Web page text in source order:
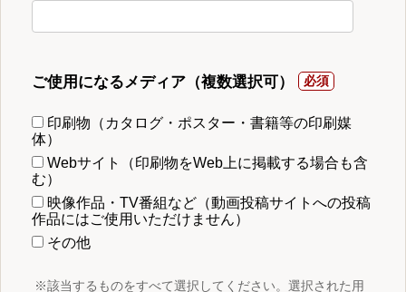
ご使用になるメディア（複数選択可）
印刷物（カタログ・ポスター・書籍等の印刷媒
体）
Webサイト（印刷物をWeb上に掲載する場合も含
む）
映像作品・TV番組など（動画投稿サイトへの投稿
作品にはご使用いただけません）
その他
※該当するものをすべて選択してください。選択された用